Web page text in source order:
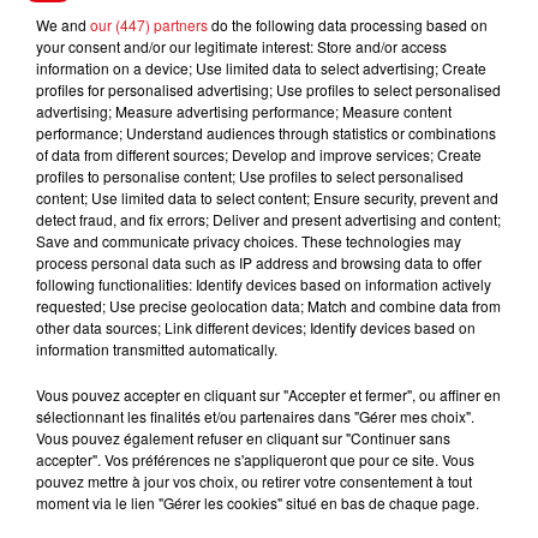
******
En direct des pistes :
FILS D'ACTUS
15 juillet 2026
BÉTHUNE: ENQUÊTE POUR HOMICIDE
VOLONTAIRE EN COURS, APRÈS LA...
Selon les premiers éléments, le logement servait
We and our (447) partnersdo the following data processing based on
your consent and/or our legitimate interest: Store and/or access
information on a device; Use limited data to select advertising; Create
profiles for personalised advertising; Use profiles to select personalised
advertising; Measure advertising performance; Measure content
performance; Understand audiences through statistics or combinations
of data from different sources; Develop and improve services; Create
profiles to personalise content; Use profiles to select personalised
content; Use limited data to select content; Ensure security, prevent and
detect fraud, and fix errors; Deliver and present advertising and content;
Save and communicate privacy choices. These technologies may
process personal data such as IP address and browsing data to offer
following functionalities: Identify devices based on information actively
requested; Use precise geolocation data; Match and combine data from
other data sources; Link different devices; Identify devices based on
information transmitted automatically.
Vous pouvez accepter en cliquant sur "Accepter et fermer", ou affiner en
sélectionnant les finalités et/ou partenaires dans "Gérer mes choix".
Vous pouvez également refuser en cliquant sur "Continuer sans
accepter". Vos préférences ne s'appliqueront que pour ce site. Vous
pouvez mettre à jour vos choix, ou retirer votre consentement à tout
moment via le lien "Gérer les cookies" situé en bas de chaque page.